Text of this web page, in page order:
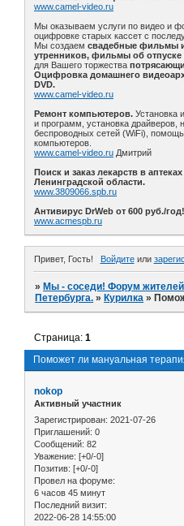
www.camel-video.ru
Мы оказываем услуги по видео и
оцифровке старых кассет с
Мы создаем свадебные фильмы
утренников, фильмы об отпуске
для Вашего торжества
Оцифровка домашнего
DVD.
www.camel-video.ru
Ремонт компьютеров. Установка
и программ, установка драйверов,
беспроводных сетей (WiFi),
компьютеров.
www.camel-video.ru Дмитрий
Поиск и заказ лекарств в
Ленинградской области.
www.3809066.spb.ru
Антивирус DrWeb от 600 руб./
www.acmespb.ru
Привет, Гость! Войдитеили
» Мы - соседи! Форум
Петербурга. » Курилка »
Поможет ли мануальная
Страница:1
nokop
Активный участник
Зарегистрирован: 2021-07-26
Приглашений: 0
Сообщений: 82
Уважение: [+0/-0]
Позитив: [+0/-0]
Провел на форуме:
6 часов 45 минут
Последний визит:
2022-06-28 14:55:00